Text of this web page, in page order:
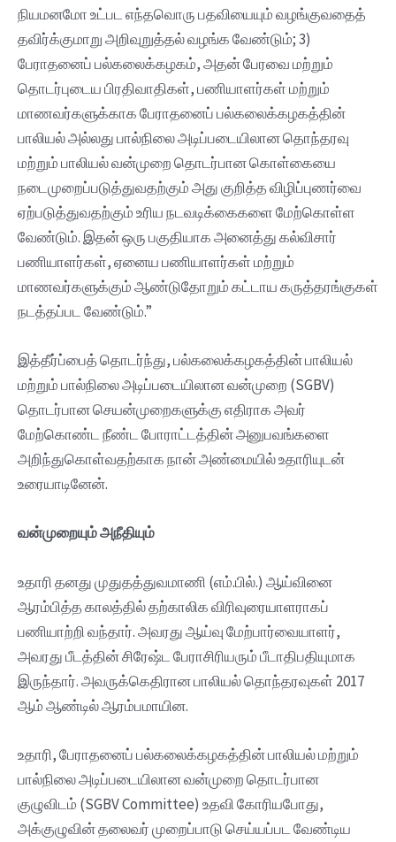
நியமனமோ உட்பட எந்தவொரு பதவியையும் வழங்குவதைத்
தவிர்க்குமாறு அறிவுறுத்தல் வழங்க வேண்டும்; 3)
பேராதனைப் பல்கலைக்கழகம், அதன் பேரவை மற்றும்
தொடர்புடைய பிரதிவாதிகள், பணியாளர்கள் மற்றும்
மாணவர்களுக்காக பேராதனைப் பல்கலைக்கழகத்தின்
பாலியல் அல்லது பால்நிலை அடிப்படையிலான தொந்தரவு
மற்றும் பாலியல் வன்முறை தொடர்பான கொள்கையை
நடைமுறைப்படுத்துவதற்கும் அது குறித்த விழிப்புணர்வை
ஏற்படுத்துவதற்கும் உரிய நடவடிக்கைகளை மேற்கொள்ள
வேண்டும். இதன் ஒரு பகுதியாக அனைத்து கல்விசார்
பணியாளர்கள், ஏனைய பணியாளர்கள் மற்றும்
மாணவர்களுக்கும் ஆண்டுதோறும் கட்டாய கருத்தரங்குகள்
நடத்தப்பட வேண்டும்.”
இத்தீர்ப்பைத் தொடர்ந்து, பல்கலைக்கழகத்தின் பாலியல்
மற்றும் பால்நிலை அடிப்படையிலான வன்முறை (SGBV)
தொடர்பான செயன்முறைகளுக்கு எதிராக அவர்
மேற்கொண்ட நீண்ட போராட்டத்தின் அனுபவங்களை
அறிந்துகொள்வதற்காக நான் அண்மையில் உதாரியுடன்
உரையாடினேன்.
வன்முறையும்அநீதியும்
உதாரி தனது முதுதத்துவமாணி (எம்.பில்.) ஆய்வினை
ஆரம்பித்த காலத்தில் தற்காலிக விரிவுரையாளராகப்
பணியாற்றி வந்தார். அவரது ஆய்வு மேற்பார்வையாளர்,
அவரது பீடத்தின் சிரேஷ்ட பேராசிரியரும் பீடாதிபதியுமாக
இருந்தார். அவருக்கெதிரான பாலியல் தொந்தரவுகள் 2017
ஆம் ஆண்டில் ஆரம்பமாயின.
உதாரி, பேராதனைப் பல்கலைக்கழகத்தின் பாலியல் மற்றும்
பால்நிலை அடிப்படையிலான வன்முறை தொடர்பான
குழுவிடம் (SGBV Committee) உதவி கோரியபோது,
அக்குழுவின் தலைவர் முறைப்பாடு செய்யப்பட வேண்டிய